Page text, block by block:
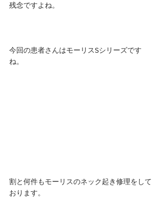
残念ですよね。
今回の患者さんはモーリスSシリーズです
ね。
割と何件もモーリスのネック起き修理をして
おります。